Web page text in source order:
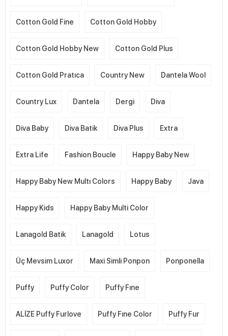
Cotton Gold Fine Cotton Gold Hobby
Cotton Gold Hobby New Cotton Gold Plus
Cotton Gold Pratıca Country New Dantela Wool
Country Lux Dantela Dergi Diva
Diva Baby Diva Batik Diva Plus Extra
Extra Life Fashion Boucle Happy Baby New
Happy Baby New Multı Colors Happy Baby Java
Happy Kids Happy Baby Multi Color
Lanagold Batik Lanagold Lotus
Üç Mevsim Luxor Maxi Simli Ponpon Ponponella
Puffy Puffy Color Puffy Fıne
ALİZE Puffy Furlove Puffy Fıne Color Puffy Fur